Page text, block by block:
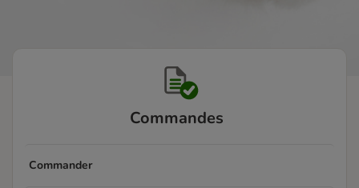
Commandes
Commander